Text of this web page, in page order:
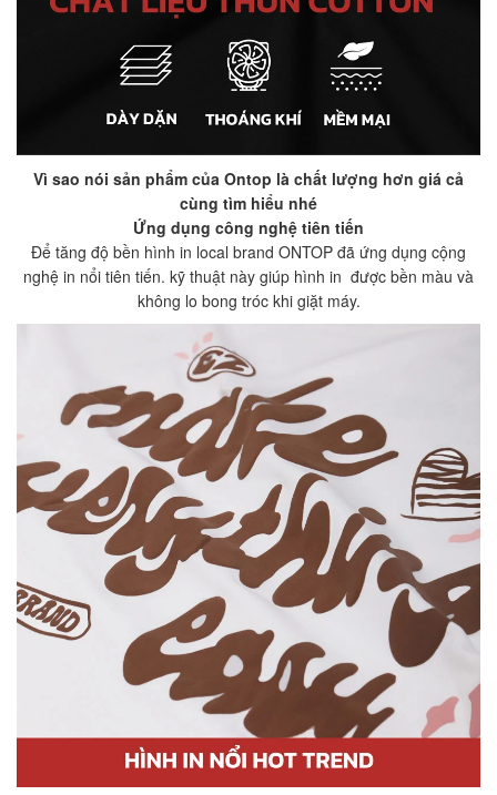
Vì sao nói sản phẩm của Ontop là chất lượng hơn giá cả
cùng tìm hiểu nhé
Ứng dụng công nghệ tiên tiến
Để tăng độ bền hình in local brand ONTOP đã ứng dụng cộng
nghệ in nổi tiên tiến. kỹ thuật này giúp hình in được bền màu và
không lo bong tróc khi giặt máy.